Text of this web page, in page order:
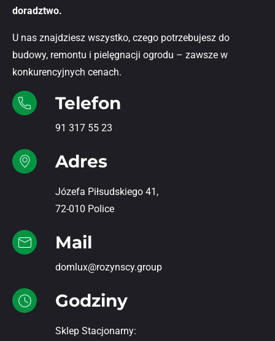
doradztwo.
U nas znajdziesz wszystko, czego potrzebujesz do
budowy, remontu i pielęgnacji ogrodu – zawsze w
konkurencyjnych cenach.
Telefon
91 317 55 23
Adres
Józefa Piłsudskiego 41,
72-010 Police
Mail
domlux@rozynscy.group
Godziny
Sklep Stacjonarny: